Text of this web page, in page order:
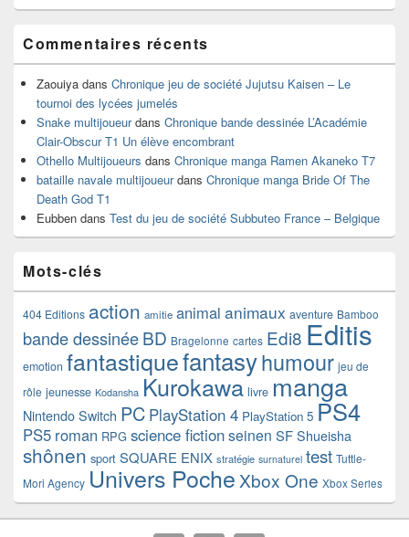
Commentaires récents
Zaouiya dans Chronique jeu de société Jujutsu Kaisen – Le
tournoi des lycées jumelés
Snake multijoueurdans Chronique bande dessinée L’Académie
Clair-Obscur T1 Un élève encombrant
Othello Multijoueurs dans Chronique manga Ramen Akaneko T7
bataille navale multijoueurdans Chronique manga Bride Of The
Death God T1
Eubben dans Test du jeu de société Subbuteo France – Belgique
Mots-clés
404 Editions action amitie animal animaux aventure Bamboo
bande dessinéeBD Bragelonne cartes Edi8 Editis
emotion fantastiquefantasyhumour jeu de
rôle jeunesse Kodansha Kurokawa livre manga
Nintendo Switch PC PlayStation 4 PlayStation 5 PS4
PS5 roman RPG science fictionseinen SF Shueisha
shônen sport SQUARE ENIX stratégie surnaturel test Tuttle-
Mori Agency Univers Poche Xbox One Xbox Series